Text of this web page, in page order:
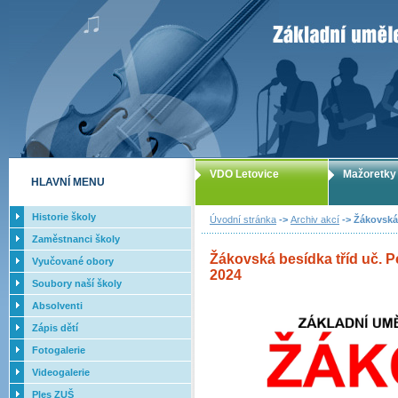
ZUŠ Letovice
Úvodní stránka -> Archiv akcí ->
Žákovská besídka tříd uč.
2024
VDO Letovice Mažoretky
HLAVNÍ MENU
Historie školy
Zaměstnanci školy
Vyučované obory
Soubory naší školy
Absolventi
Zápis dětí
Fotogalerie
Videogalerie
Ples ZUŠ